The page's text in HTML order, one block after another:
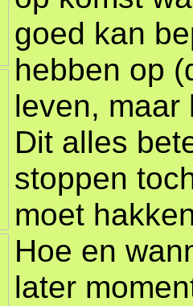
goed kan
hebben op
leven, maar
Dit alles
stoppen
moet
Hoe en
later